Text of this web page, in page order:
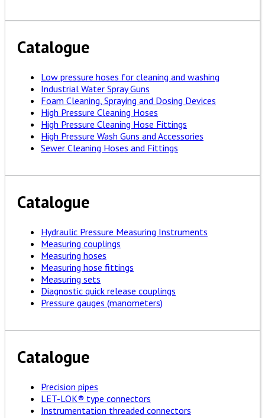
Catalogue
Low pressure hoses for cleaning and washing
Industrial Water Spray Guns
Foam Cleaning, Spraying and Dosing Devices
High Pressure Cleaning Hoses
High Pressure Cleaning Hose Fittings
High Pressure Wash Guns and Accessories
Sewer Cleaning Hoses and Fittings
Catalogue
Hydraulic Pressure Measuring Instruments
Measuring couplings
Measuring hoses
Measuring hose fittings
Measuring sets
Diagnostic quick release couplings
Pressure gauges (manometers)
Catalogue
Precision pipes
LET-LOK® type connectors
Instrumentation threaded connectors